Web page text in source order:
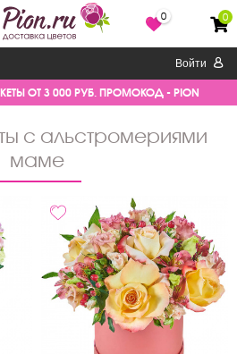
0 0
Войти
ОТ 3 000 РУБ. ПРОМОКОД - PION
маме